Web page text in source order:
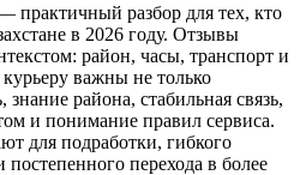
разбор для тех, кто
в 2026 году. Отзывы
район, часы, транспорт и
важны не только
знание района, стабильная связь,
и понимание правил сервиса.
для подработки, гибкого
перехода в более